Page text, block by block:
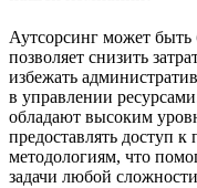
Аутсорсинг может
позволяет снизить
избежать
в управлении
обладают высоким
предоставлять доступ
методологиям, что
задачи любой